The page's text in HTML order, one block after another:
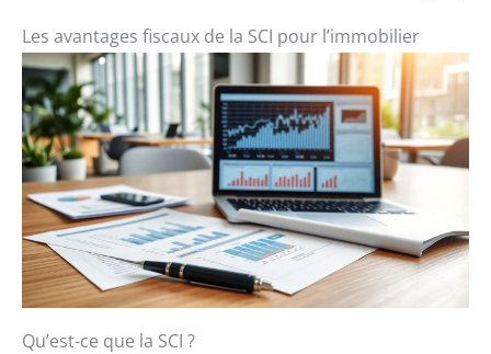
Les avantages fiscaux de la SCI pour l’immobilier
Qu’est-ce que la SCI ?